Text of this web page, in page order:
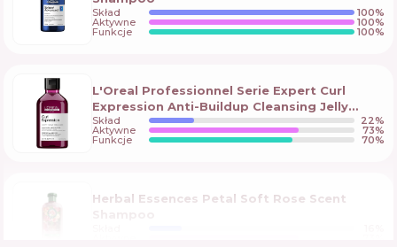
Skład 100%
Aktywne 100%
Funkcje 100%
L'Oreal Professionnel Serie Expert Curl
Expression Anti-Buildup Cleansing Jelly
Shampoo
Skład 22%
Aktywne 73%
Funkcje 70%
Herbal Essences Petal Soft Rose Scent